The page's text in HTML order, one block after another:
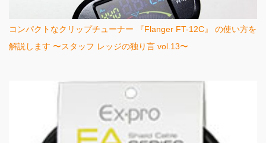
コンパクトなクリップチューナー 『Flanger FT-12C』 の使い方を
解説します 〜スタッフ レッジの独り言 vol.13〜